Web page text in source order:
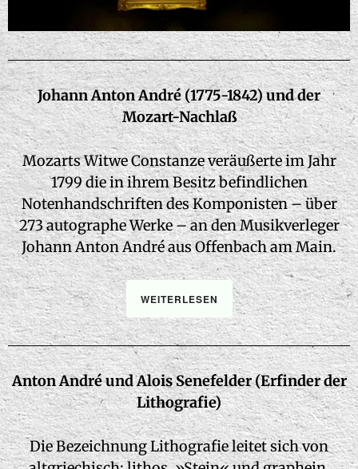
Johann Anton André (1775-1842) und der
Mozart-Nachlaß
Mozarts Witwe Constanze veräußerte im Jahr
1799 die in ihrem Besitz befindlichen
Notenhandschriften des Komponisten – über
273 autographe Werke – an den Musikverleger
Johann Anton André aus Offenbach am Main.
WEITERLESEN
Anton André und Alois Senefelder (Erfinder der
Lithografie)
Die Bezeichnung Lithografie leitet sich von